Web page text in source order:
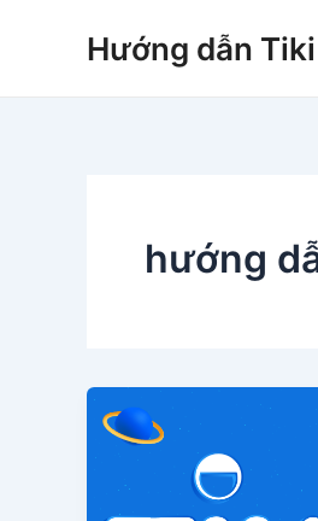
Hướng dẫn Tiki
hướng